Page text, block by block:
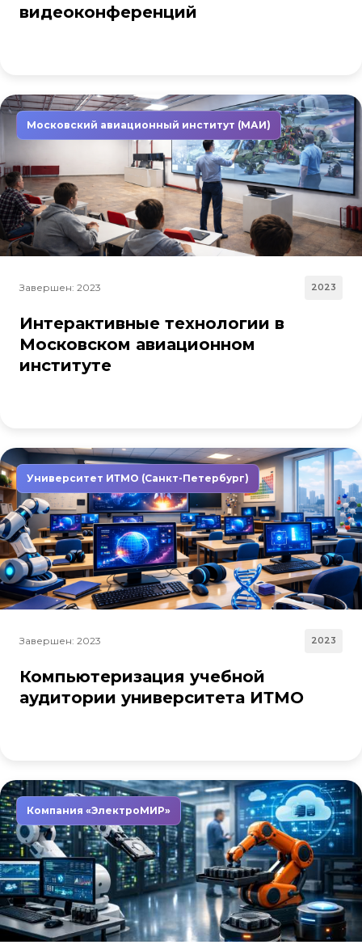
видеоконференций
Московский авиационный институт (МАИ)
Завершен: 2023 2023
Интерактивные технологии в
Московском авиационном
институте
Университет ИТМО (Санкт-Петербург)
Завершен: 2023 2023
Компьютеризация учебной
аудитории университета ИТМО
Компания «ЭлектроМИР»